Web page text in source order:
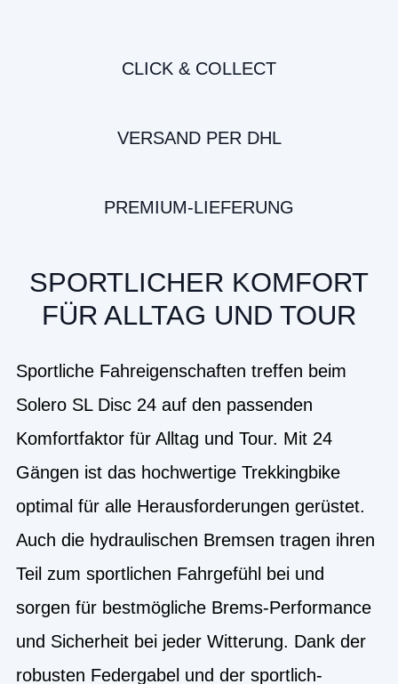
CLICK & COLLECT
VERSAND PER DHL
PREMIUM-LIEFERUNG
SPORTLICHER KOMFORT
FÜR ALLTAG UND TOUR
Sportliche Fahreigenschaften treffen beim
Solero SL Disc 24 auf den passenden
Komfortfaktor für Alltag und Tour. Mit 24
Gängen ist das hochwertige Trekkingbike
optimal für alle Herausforderungen gerüstet.
Auch die hydraulischen Bremsen tragen ihren
Teil zum sportlichen Fahrgefühl bei und
sorgen für bestmögliche Brems-Performance
und Sicherheit bei jeder Witterung. Dank der
robusten Federgabel und der sportlich-